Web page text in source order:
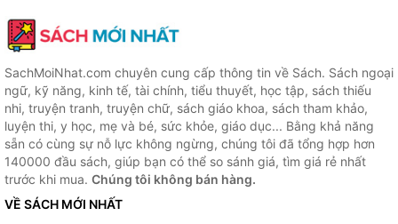
SachMoiNhat.com chuyên cung cấp thông tin về Sách. Sách ngoại
ngữ, kỹ năng, kinh tế, tài chính, tiểu thuyết, học tập, sách thiếu
nhi, truyện tranh, truyện chữ, sách giáo khoa, sách tham khảo,
luyện thi, y học, mẹ và bé, sức khỏe, giáo dục... Bằng khả năng
sẵn có cùng sự nỗ lực không ngừng, chúng tôi đã tổng hợp hơn
140000 đầu sách, giúp bạn có thể so sánh giá, tìm giá rẻ nhất
trước khi mua. Chúng tôi không bán hàng.
VỀ SÁCH MỚI NHẤT